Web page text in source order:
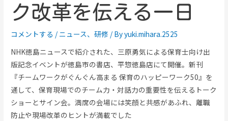
ク改革を伝える一日
コメントする / ニュース、研修 / Byyuki.mihara.2525
NHK徳島ニュースで紹介された、三原勇気による保育士向け出
版記念イベントが徳島市の書店、平惣徳島店にて開催。新刊
『チームワークがぐんぐん高まる 保育のハッピーワーク50』を
通して、保育現場でのチーム力・対話力の重要性を伝えるトーク
ショーとサイン会。満席の会場には笑顔と共感があふれ、離職
防止や現場改革のヒントが満載でした